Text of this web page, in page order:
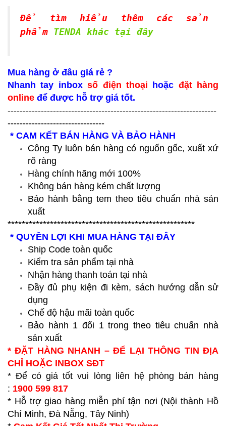
Để tìm hiểu thêm các sản
phẩm TENDA khác tại đây
Mua hàng ở đâu giá rẻ ?
Nhanh tay inboxsố điện thoại hoặc đặt hàng
online để được hỗ trợ giá tốt.
---------------------------------------------------------------------
--------------------------------
* CAM KẾT BÁN HÀNG VÀ BẢO HÀNH
Công Ty luôn bán hàng có nguốn gốc, xuất xứ
rõ ràng
Hàng chính hãng mới 100%
Không bán hàng kém chất lượng
Bảo hành bằng tem theo tiêu chuẩn nhà sản
xuất
*****************************************************
* QUYỀN LỢI KHI MUA HÀNG TẠI ĐÂY
Ship Code toàn quốc
Kiểm tra sản phẩm tại nhà
Nhận hàng thanh toán tại nhà
Đầy đủ phụ kiện đi kèm, sách hướng dẫn sử
dụng
Chế độ hậu mãi toàn quốc
Bảo hành 1 đổi 1 trong theo tiêu chuẩn nhà
sản xuất
* ĐẶT HÀNG NHANH – ĐỂ LẠI THÔNG TIN ĐỊA
CHỈ HOẶC INBOX SĐT
* Để có giá tốt vui lòng liên hệ phòng bán hàng
: 1900 599 817
* Hỗ trợ giao hàng miễn phí tận nơi (Nội thành Hồ
Chí Minh, Đà Nẵng, Tây Ninh)